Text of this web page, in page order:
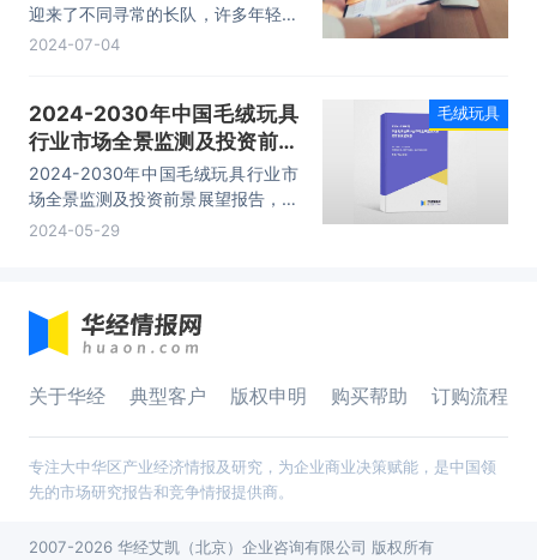
迎来了不同寻常的长队，许多年轻游
客从凌晨三点就开始在园区门口等
2024-07-04
2024-2030年中国毛绒玩具
行业市场全景监测及投资前景
展望报告
2024-2030年中国毛绒玩具行业市
场全景监测及投资前景展望报告，主
要包括市场竞争格局透析、重点企业
2024-05-29
毛绒玩具
关于华经 典型客户 版权申明 购买帮助 订购流程
专注大中华区产业经济情报及研究，为企业商业决策赋能，是中国领
先的市场研究报告和竞争情报提供商。
2007-2026 华经艾凯（北京）企业咨询有限公司 版权所有